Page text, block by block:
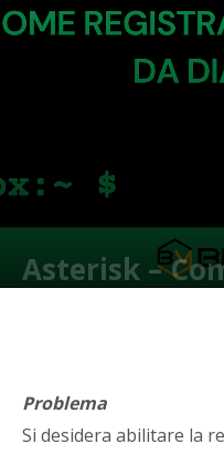
Asterisk –
Problema
Si desidera abilitare la